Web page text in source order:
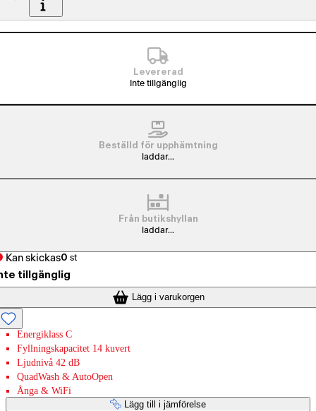
Levererad
Inte tillgänglig
Beställd för upphämtning
laddar...
Från butikshyllan
laddar...
Kan skickas0 st
tillgänglig
Lägg i varukorgen
Energiklass C
Fyllningskapacitet 14 kuvert
Ljudnivå 42 dB
QuadWash & AutoOpen
Ånga & WiFi
Lägg till i jämförelse